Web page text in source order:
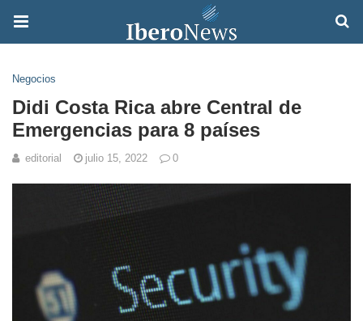
Negocios
Didi Costa Rica abre Central de
Emergencias para 8 países
editorial julio 15, 2022 0